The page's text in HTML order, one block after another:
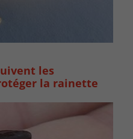
les
la rainette